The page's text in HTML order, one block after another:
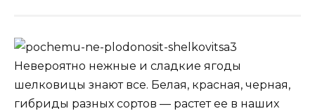
Невероятно нежные и сладкие ягоды
шелковицы знают все. Белая, красная, черная,
гибриды разных сортов — растет ее в наших